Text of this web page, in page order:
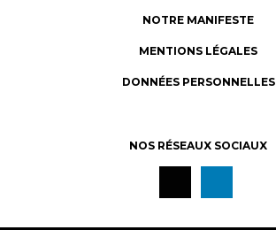
NOTRE MANIFESTE
MENTIONS LÉGALES
DONNÉES PERSONNELLES
NOS RÉSEAUX SOCIAUX